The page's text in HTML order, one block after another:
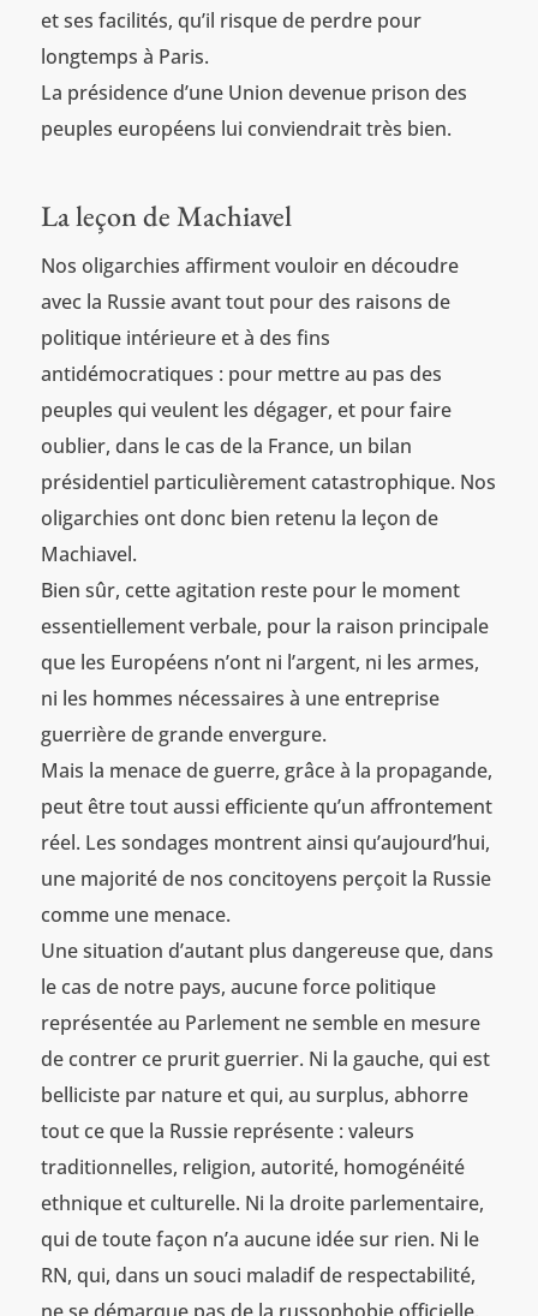
et ses facilités, qu’il risque de perdre pour
longtemps à Paris.
La présidence d’une Union devenue prison des
peuples européens lui conviendrait très bien.
La leçon de Machiavel
Nos oligarchies affirment vouloir en découdre
avec la Russie avant tout pour des raisons de
politique intérieure et à des fins
antidémocratiques : pour mettre au pas des
peuples qui veulent les dégager, et pour faire
oublier, dans le cas de la France, un bilan
présidentiel particulièrement catastrophique. Nos
oligarchies ont donc bien retenu la leçon de
Machiavel.
Bien sûr, cette agitation reste pour le moment
essentiellement verbale, pour la raison principale
que les Européens n’ont ni l’argent, ni les armes,
ni les hommes nécessaires à une entreprise
guerrière de grande envergure.
Mais la menace de guerre, grâce à la propagande,
peut être tout aussi efficiente qu’un affrontement
réel. Les sondages montrent ainsi qu’aujourd’hui,
une majorité de nos concitoyens perçoit la Russie
comme une menace.
Une situation d’autant plus dangereuse que, dans
le cas de notre pays, aucune force politique
représentée au Parlement ne semble en mesure
de contrer ce prurit guerrier. Ni la gauche, qui est
belliciste par nature et qui, au surplus, abhorre
tout ce que la Russie représente : valeurs
traditionnelles, religion, autorité, homogénéité
ethnique et culturelle. Ni la droite parlementaire,
qui de toute façon n’a aucune idée sur rien. Ni le
RN, qui, dans un souci maladif de respectabilité,